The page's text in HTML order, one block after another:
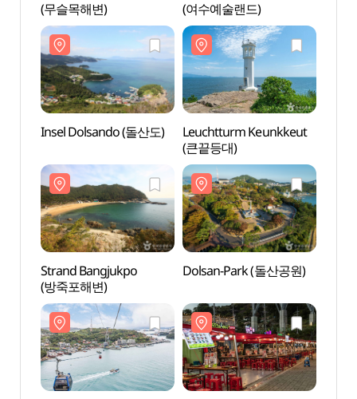
(무슬목해변)
(여수예술랜드)
Insel Dolsando (돌산도)
Leuchtturm Keunkkeut
(큰끝등대)
Strand Bangjukpo
(방죽포해변)
Dolsan-Park (돌산공원)